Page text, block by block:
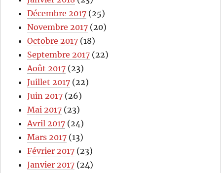
Décembre 2017 (25)
Novembre 2017 (20)
Octobre 2017 (18)
Septembre 2017 (22)
Août 2017 (23)
Juillet 2017 (22)
Juin 2017 (26)
Mai 2017 (23)
Avril 2017 (24)
Mars 2017 (13)
Février 2017 (23)
Janvier 2017 (24)